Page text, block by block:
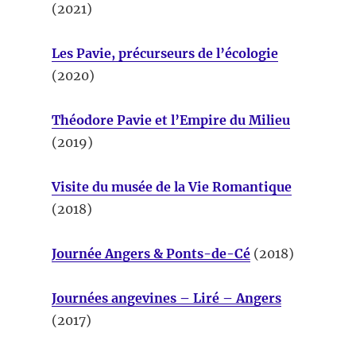
(2021)
Les Pavie, précurseurs de l’écologie
(2020)
Théodore Pavie et l’Empire du Milieu
(2019)
Visite du musée de la Vie Romantique
(2018)
Journée Angers & Ponts-de-Cé(2018)
Journées angevines – Liré – Angers
(2017)